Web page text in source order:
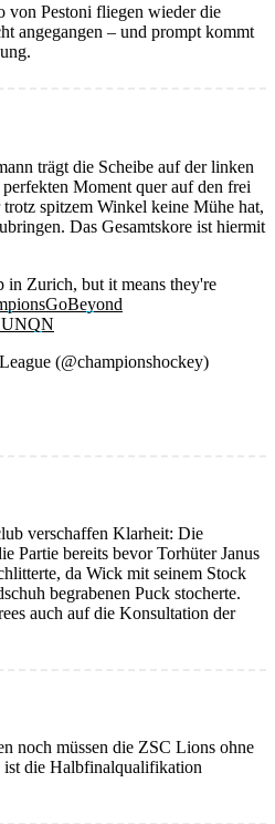
von Pestoni fliegen wieder die
angegangen – und prompt kommt
trägt die Scheibe auf der linken
Moment quer auf den frei
spitzem Winkel keine Mühe hat,
Das Gesamtskore ist hiermit
in Zurich, but it means they're
(@championshockey)
verschaffen Klarheit: Die
Partie bereits bevor Torhüter Janus
da Wick mit seinem Stock
begrabenen Puck stocherte.
auch auf die Konsultation der
noch müssen die ZSC Lions ohne
ist die Halbfinalqualifikation